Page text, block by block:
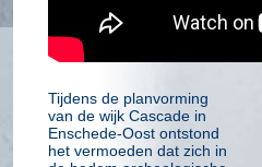
Tijdens de planvorming
van de wijk Cascade in
Enschede-Oost ontstond
het vermoeden dat zich in